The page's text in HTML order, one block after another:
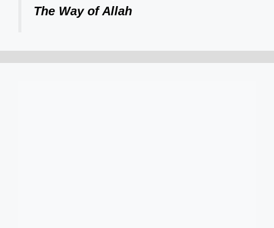
The Way of Allah